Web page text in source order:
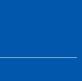
ces polluants.
à la prévention
et